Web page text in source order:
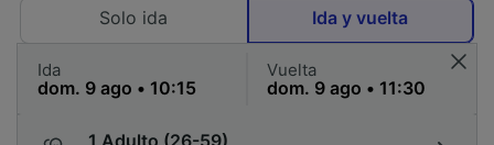
Solo ida Ida y vuelta
Ida Vuelta
1 Adulto (26-59)